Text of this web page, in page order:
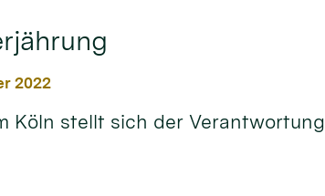
2022
Köln stellt sich der Verantwortung